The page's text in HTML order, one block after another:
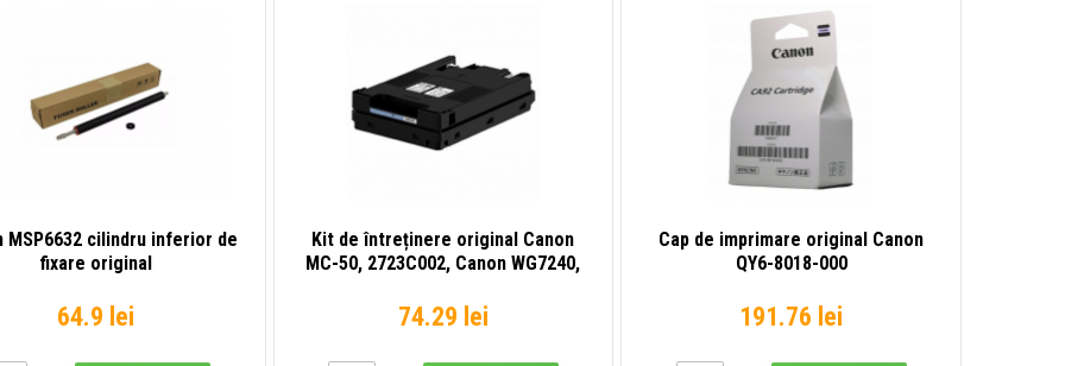
MSP6632 cilindru inferior de
fixare original
64.9 lei
Kit de întreținere original Canon
MC-50, 2723C002, Canon WG7240,
WG7540, WG7550, WG7550, set de
74.29 lei
Cap de imprimare original Canon
QY6-8018-000
191.76 lei